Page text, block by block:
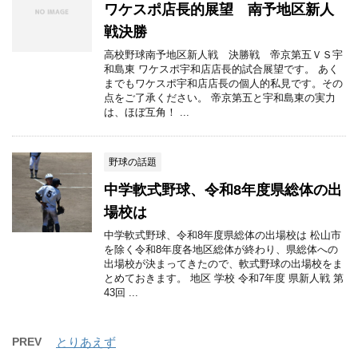
ワケスポ店長的展望 南予地区新人
戦決勝
高校野球南予地区新人戦 決勝戦 帝京第五ＶＳ宇
和島東 ワケスポ宇和店店長的試合展望です。 あく
までもワケスポ宇和店店長の個人的私見です。その
点をご了承ください。 帝京第五と宇和島東の実力
は、ほぼ互角！ ...
野球の話題
中学軟式野球、令和8年度県総体の出
場校は
中学軟式野球、令和8年度県総体の出場校は 松山市
を除く令和8年度各地区総体が終わり、県総体への
出場校が決まってきたので、軟式野球の出場校をま
とめておきます。 地区 学校 令和7年度 県新人戦 第
43回 ...
PREV とりあえず